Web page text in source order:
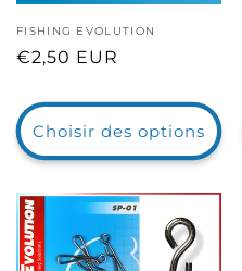
Distributeur :
FISHING EVOLUTION
Prix
€2,50 EUR
Choisir des options